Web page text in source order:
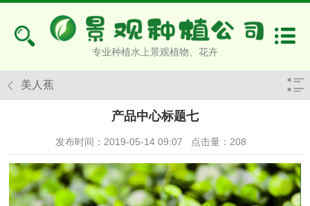
专业种植水上景观植物、花卉
美人蕉
产品中心标题七
发布时间：2019-05-14 09:07 点击量： 208